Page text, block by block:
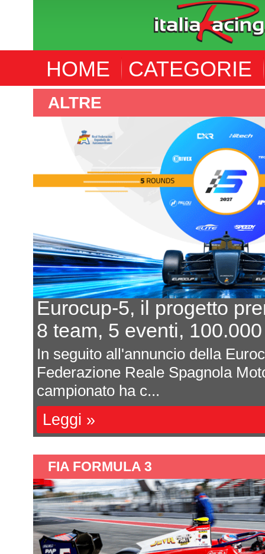
HOME CATEGORIE
ALTRE
Eurocup-5, il progetto
8 team, 5 eventi,
In seguito all'annuncio della
Federazione Reale Spagnola
campionato ha c...
Leggi »
FIA FORMULA 3